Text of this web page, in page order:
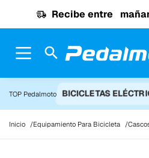
Recibe entre
TOP Pedalmoto BICICLETAS
Inicio Equipamiento Para Bicicleta